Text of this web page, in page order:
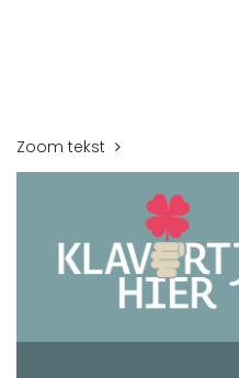
Zoom tekst